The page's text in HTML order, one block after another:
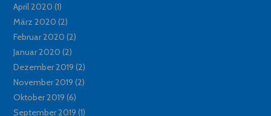
April 2020 (1)
März 2020 (2)
Februar 2020 (2)
Januar 2020 (2)
Dezember 2019 (2)
November 2019 (2)
Oktober 2019 (6)
September 2019 (1)